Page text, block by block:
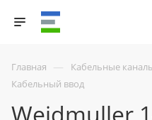
Главная — Кабельные
Кабельный ввод